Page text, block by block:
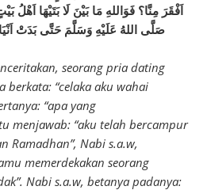
اَفْقَرَ مِنَّا؟ فَوَاللهِ مَا بَيْنَ لَا بَتَيْهَا
seorang pria dating
berkata: “celaka aku wahai
“apa yang
menjawab: “aku telah bercampur
Ramadhan”, Nabi s.a.w,
memerdekakan seorang
Nabi s.a.w, betanya padanya: